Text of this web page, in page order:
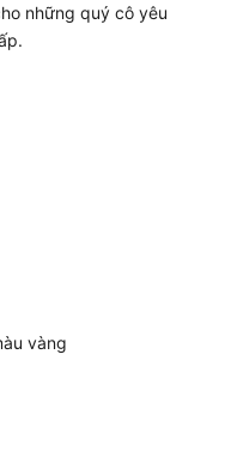
những quý cô yêu
vàng